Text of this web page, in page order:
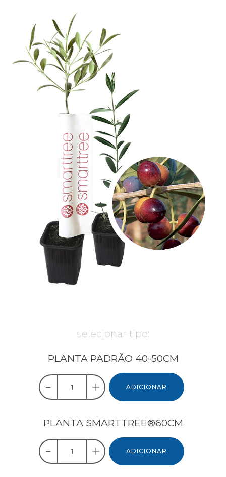
selecionar tipo:
PLANTA PADRÃO 40-50CM
ADICIONAR
PLANTA SMARTTREE®60CM
ADICIONAR